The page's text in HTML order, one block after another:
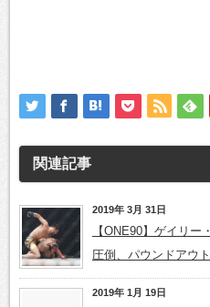
関連記事
2019年 3月 31日
【ONE90】ゲイリ
圧倒、パウンドアウ
2019年 1月 19日